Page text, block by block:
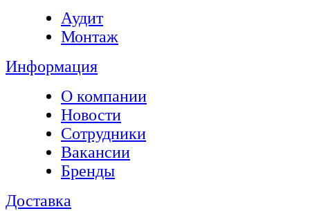
Аудит
Монтаж
Информация
О компании
Новости
Сотрудники
Вакансии
Бренды
Доставка